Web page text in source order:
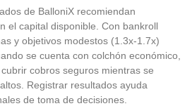
de BalloniX recomiendan
el capital disponible. Con bankroll
y objetivos modestos (1.3x-1.7x)
se cuenta con colchón económico,
cobros seguros mientras se
Registrar resultados ayuda
de toma de decisiones.